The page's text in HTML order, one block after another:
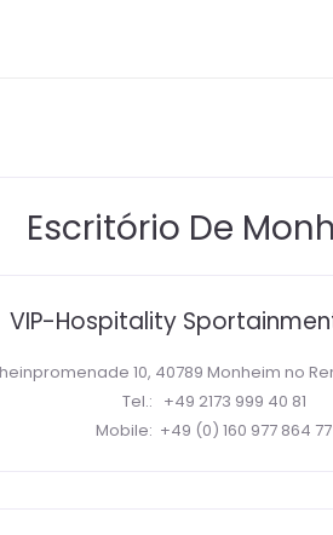
Escritório De
VIP-Hospitality
10, 40789 Monheim no
Tel.: +49 2173 999 40 81
Mobile: +49 (0) 160 977 864 77